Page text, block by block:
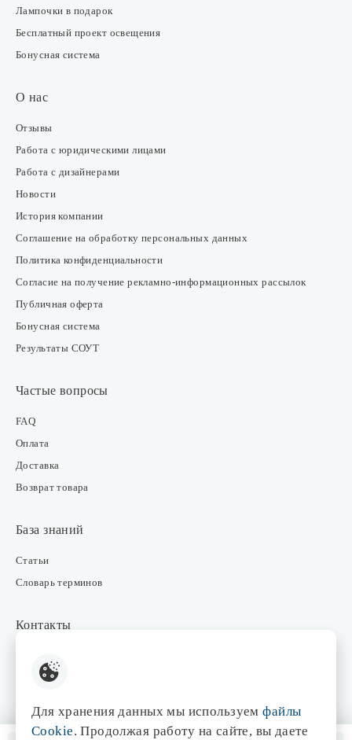
Лампочки в подарок
Бесплатный проект освещения
Бонусная система
О нас
Отзывы
Работа с юридическими лицами
Работа с дизайнерами
Новости
История компании
Соглашение на обработку персональных данных
Политика конфиденциальности
Согласие на получение рекламно-информационных рассылок
Публичная оферта
Бонусная система
Результаты СОУТ
Частые вопросы
FAQ
Оплата
Доставка
Возврат товара
База знаний
Статьи
Словарь терминов
Контакты
Интернет-магазин
Отдел маркетинга
Для хранения данных мы используемфайлы
Cookie. Продолжая работу на сайте, вы даете